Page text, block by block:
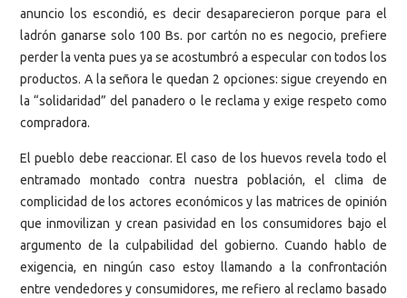
anuncio los escondió, es decir desaparecieron porque para el
ladrón ganarse solo 100 Bs. por cartón no es negocio, prefiere
perder la venta pues ya se acostumbró a especular con todos los
productos. A la señora le quedan 2 opciones: sigue creyendo en
la “solidaridad” del panadero o le reclama y exige respeto como
compradora.
El pueblo debe reaccionar. El caso de los huevos revela todo el
entramado montado contra nuestra población, el clima de
complicidad de los actores económicos y las matrices de opinión
que inmovilizan y crean pasividad en los consumidores bajo el
argumento de la culpabilidad del gobierno. Cuando hablo de
exigencia, en ningún caso estoy llamando a la confrontación
entre vendedores y consumidores, me refiero al reclamo basado